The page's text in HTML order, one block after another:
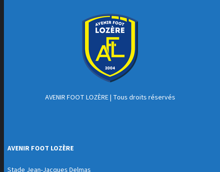
AVENIR FOOT LOZÈRE| Tous droits réservés
AVENIR FOOT LOZÈRE
Stade Jean-Jacques Delmas